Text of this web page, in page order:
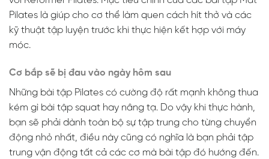
Pilates là giúp cho cơ thể làm quen cách hít thở và các
kỹ thuật tập luyện trước khi thực hiện kết hợp với máy
móc.
Cơ bắp sẽ bị đau vào ngày hôm sau
Những bài tập Pilates có cường độ rất mạnh không thua
kém gì bài tập squat hay nâng tạ. Do vậy khi thực hành,
bạn sẽ phải dành toàn bộ sự tập trung cho từng chuyển
động nhỏ nhất, điều này cũng có nghĩa là bạn phải tập
trung vận động tất cả các cơ mà bài tập đó hướng đến.